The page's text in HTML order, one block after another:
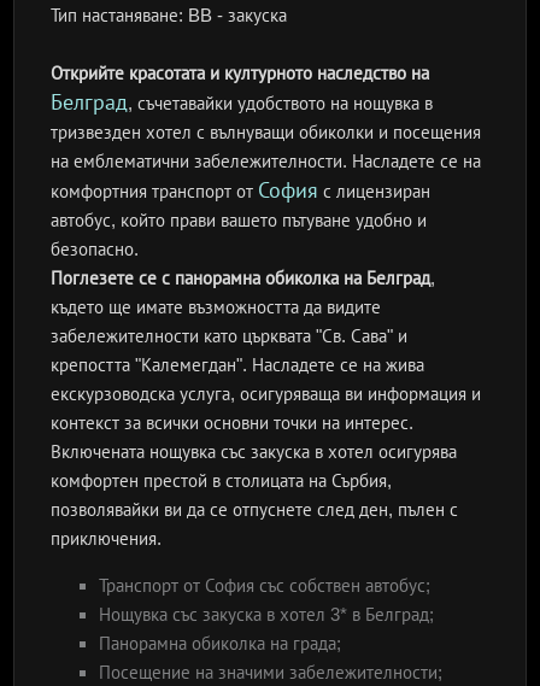
Тип настаняване: BB - закуска
Открийте красотата и културното наследство на
Белград, съчетавайки удобството на нощувка в
тризвезден хотел с вълнуващи обиколки и посещения
на емблематични забележителности. Насладете се на
комфортния транспорт от София с лицензиран
автобус, който прави вашето пътуване удобно и
безопасно.
Поглезете се с панорамна обиколка на Белград,
където ще имате възможността да видите
забележителности като църквата "Св. Сава" и
крепостта "Калемегдан". Насладете се на жива
екскурзоводска услуга, осигуряваща ви информация и
контекст за всички основни точки на интерес.
Включената нощувка със закуска в хотел осигурява
комфортен престой в столицата на Сърбия,
позволявайки ви да се отпуснете след ден, пълен с
приключения.
Транспорт от София със собствен автобус;
Нощувка със закуска в хотел 3* в Белград;
Панорамна обиколка на града;
Посещение на значими забележителности;